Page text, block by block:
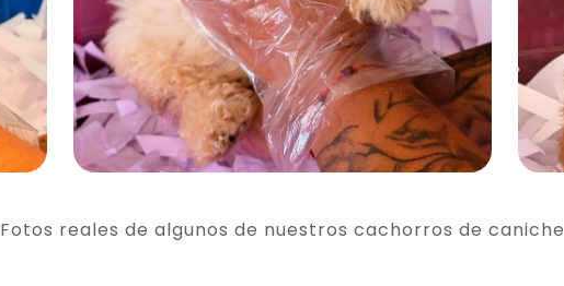
Fotos reales de algunos de nuestros cachorros de caniche